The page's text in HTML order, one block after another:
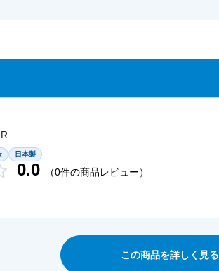
日本製
0.0 （0件の商品レビュー）
この商品を詳しく見る